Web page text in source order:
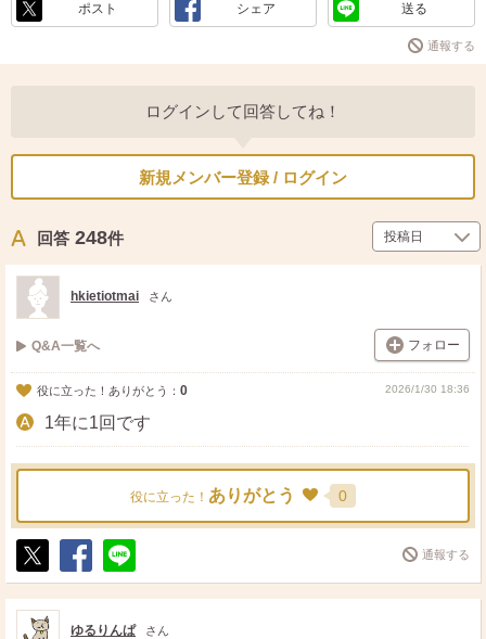
ポスト シェア 送る
通報する
ログインして回答してね！
新規メンバー登録 / ログイン
回答 248件
hkietiotmai さん
Q&A一覧へ フォロー
役に立った！ありがとう： 0 2026/1/30 18:36
1年に1回です
役に立った！ ありがとう 0
ポ
ス
ト
シ
ェ
送
る
通報する
ゆるりんぱ さん